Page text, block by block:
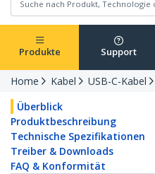
Produkte Support
Home Kabel USB-C-Kabel
Überblick
Produktbeschreibung
Technische Spezifikationen
Treiber & Downloads
FAQ & Konformität